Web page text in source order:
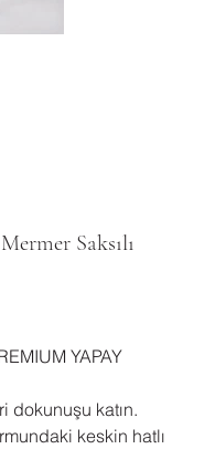
Saksılı
YAPAY
dokunuşu katın.
keskin hatlı